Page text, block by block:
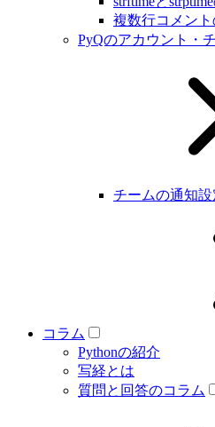
複数行コメン
PyQのアカウント・
チームの通知設
コラム
Pythonの紹介
写経とは
質問と回答のコラム